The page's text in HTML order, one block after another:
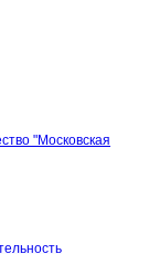
"Московская